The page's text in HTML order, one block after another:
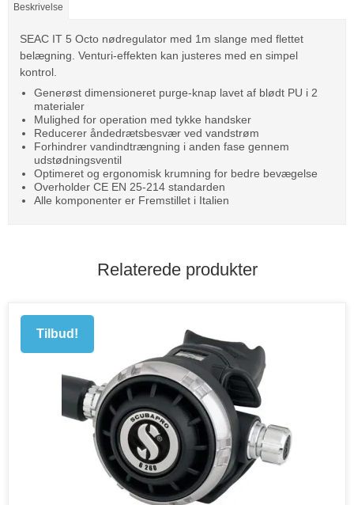
Beskrivelse
SEAC IT 5 Octo nødregulator med 1m slange med flettet
belægning. Venturi-effekten kan justeres med en simpel
kontrol.
Generøst dimensioneret purge-knap lavet af blødt PU i 2
materialer
Mulighed for operation med tykke handsker
Reducerer åndedrætsbesvær ved vandstrøm
Forhindrer vandindtrængning i anden fase gennem
udstødningsventil
Optimeret og ergonomisk krumning for bedre bevægelse
Overholder CE EN 25-214 standarden
Alle komponenter er Fremstillet i Italien
Relaterede produkter
Tilbud!